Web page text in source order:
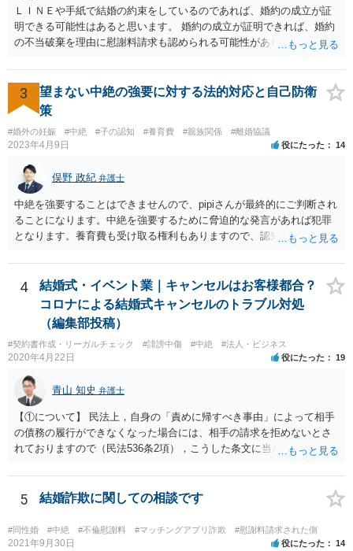
ＬＩＮＥや手紙で結婚の約束をしているのであれば、婚約の成立が証
明できる可能性はあると思います。 婚約の成立が証明できれば、婚約
の不当破棄を理由に慰謝料請求も認められる可能性があります。
3
望まない中絶の強要に対する法的対応と自己防衛
策
#婚外の妊娠 #中絶 #子の認知 #養育費 #親族関係 #離婚協議
2023年4月9日 役にたった 14
俣野 政紀 弁護士
中絶を強要することはできませんので、pipiさんが最終的にご判断され
ることになります。中絶を強要するために脅迫的な発言があれば犯罪
となります。養育費も受け取る権利もありますので、認知等につきお
勧めします。
4
結婚式・イベント業｜キャンセルはお客様都合？
コロナによる結婚式キャンセルのトラブル対処
（編集部投稿）
#契約書作成・リーガルチェック #誹謗中傷 #中絶 #法人・ビジネス
2020年4月22日 役にたった 19
青山 知史 弁護士
【①について】 民法上，自身の「責めに帰すべき事由」によって相手
の債務の履行ができなくなった場合には、相手の請求を拒めないとさ
れておりますので（民法536条2項），こうした条文に当たるかが問題
現在の各宣言や要請は，強制力のあるものではなく，震災等で対象施
設が滅失してしまった場合と異なり，挙式等自体が物理的に不可能に
なったとまではいえないかと思われます。こうした中で，顧客の判断
でキャンセルを申し出たとすれば，形式的には顧客側に帰責性があっ
たといえる可能性は考えられます。 一方で，実質的に考えた場合，集
5 結婚詐欺に関しての相談です
#同性婚 #中絶 #不倫慰謝料 #マッチングアプリ詐欺 #慰謝料請求された側
2021年9月30日 役にたった 14